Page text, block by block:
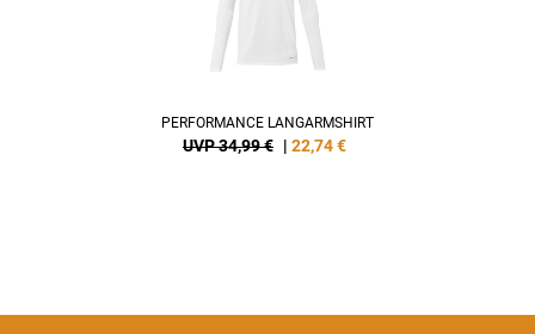
PERFORMANCE LANGARMSHIRT
UVP 34,99 € | 22,74€